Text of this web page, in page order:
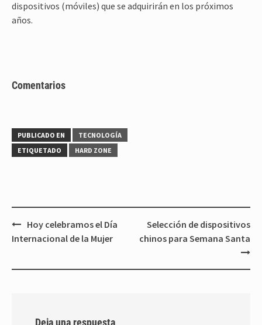
dispositivos (móviles) que se adquirirán en los próximos
años.
Comentarios
PUBLICADO EN
TECNOLOGÍA
ETIQUETADO
HARD ZONE
Navegación
de
Hoy celebramos el Día
Internacional de la Mujer
Selección de dispositivos
chinos para Semana Santa
Deja una respuesta